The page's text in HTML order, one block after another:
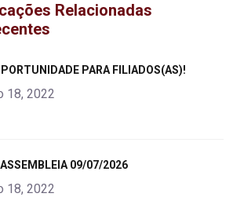
Relacionadas
PARA FILIADOS(AS)!
18, 2022
09/07/2026
18, 2022